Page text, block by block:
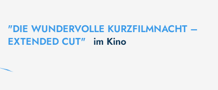
"DIE WUNDERVOLLE KURZFILMNACHT –
EXTENDED CUT"
im Kino